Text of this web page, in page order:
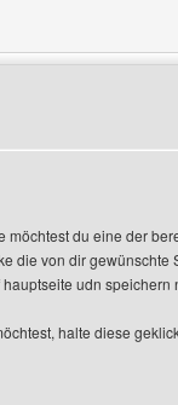
du eine der
die von dir
udn speichern
halte diese